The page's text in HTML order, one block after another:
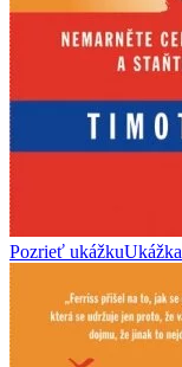
Pozrieť ukážkuUkážka